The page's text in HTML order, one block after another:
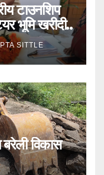
टाउनशिप
भूमि खरीदी..
SITTLE
विकास